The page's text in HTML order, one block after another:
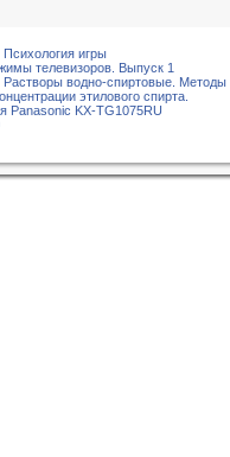
игры
телевизоров. Выпуск 1
водно-спиртовые. Методы
этилового спирта.
Panasonic KX-TG1075RU